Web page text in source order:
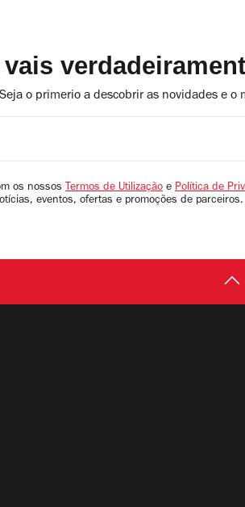
o primerio a descobrir as novidades e o
os nossos Termos de Utilização e Política de
eventos, ofertas e promoções de parceiros.